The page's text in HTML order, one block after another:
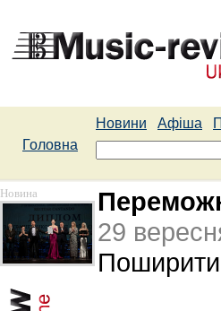
Новини Афіша
Головна
Новина
29